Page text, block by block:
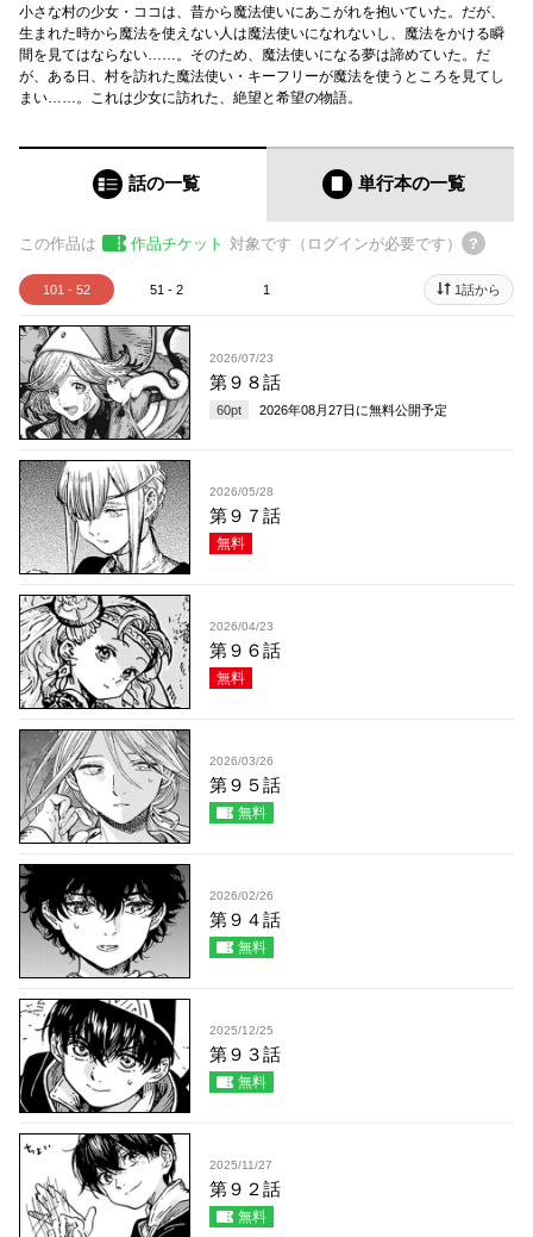
小さな村の少女・ココは、昔から魔法使いにあこがれを抱いていた。だが、
生まれた時から魔法を使えない人は魔法使いになれないし、魔法をかける瞬
間を見てはならない……。そのため、魔法使いになる夢は諦めていた。だ
が、ある日、村を訪れた魔法使い・キーフリーが魔法を使うところを見てし
まい……。これは少女に訪れた、絶望と希望の物語。
話の一覧 単行本の一覧
この作品は 作品チケット 対象です（ログインが必要です）
101 - 52 51 - 2 1 1話から
2026/07/23
第９８話
60pt 2026年08月27日 に無料公開予定
2026/05/28
第９７話
無料
2026/04/23
第９６話
無料
2026/03/26
第９５話
無料
2026/02/26
第９４話
無料
2025/12/25
第９３話
無料
2025/11/27
第９２話
無料